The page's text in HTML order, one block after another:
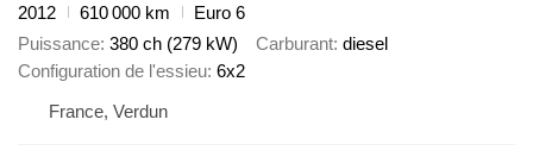
2012
610 000 km
Euro 6
Puissance 380 ch (279 kW) Carburant diesel
Configuration de l'essieu 6x2
France, Verdun